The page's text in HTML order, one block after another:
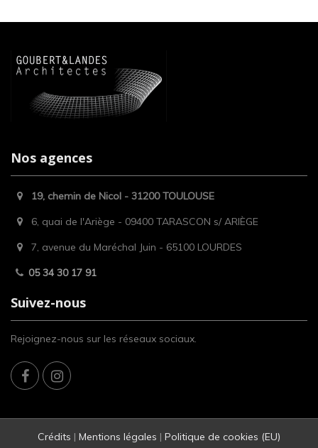
Nos agences
19, chemin de Nicol - 31200 TOULOUSE
6, quai de l'Ariège - 09400 TARASCON s/ ARIÈGE
7, avenue du Maréchal Juin - 65100 LOURDES
05 34 30 17 91
Suivez-nous
Rejoignez-nous sur les réseaux sociaux.
Crédits | Mentions légales | Politique de cookies (EU)